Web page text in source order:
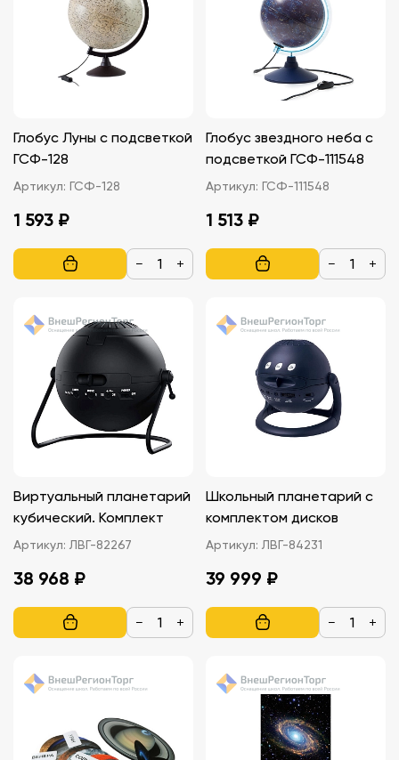
Глобус Луны с подсветкой
ГСФ-128
Артикул: ГСФ-128
1 593 ₽
− +
Глобус звездного неба с
подсветкой ГСФ-111548
Артикул: ГСФ-111548
1 513 ₽
− +
Виртуальный планетарий
кубический. Комплект
Артикул: ЛВГ-82267
38 968 ₽
− +
Школьный планетарий с
комплектом дисков
Артикул: ЛВГ-84231
39 999 ₽
− +